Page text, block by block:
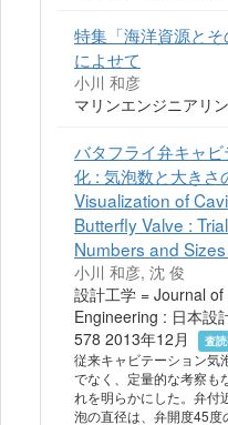
特集「海洋資源とそ
によせて
小川 和彦
マリンエンジニアリ
バタフライ弁キャ
化 : 気泡数と大き
Visualization of
Butterfly Valve :
Numbers and
小川 和彦, 沈 俊
設計工学 = Journal
Engineering : 日本設
578 2013年12月
査
従来キャビテーション気
でなく、定量的な考察も
れを明らかにした。弁付
泡の直径は、弁開度45